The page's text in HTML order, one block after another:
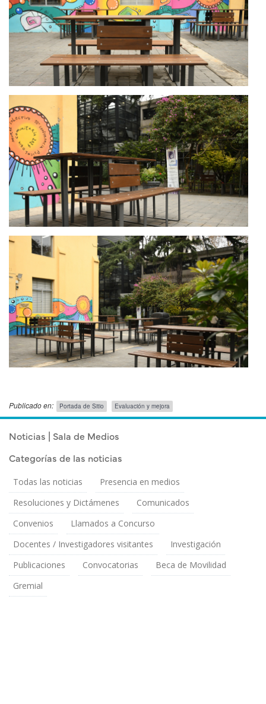
Noticias | Sala de Medios
Categorías de las noticias
Todas las noticias
Presencia en medios
Resoluciones y Dictámenes
Comunicados
Convenios
Llamados a Concurso
Docentes / Investigadores visitantes
Investigación
Publicaciones
Convocatorias
Beca de Movilidad
Gremial
Publicado en: Portada de Sitio Evaluación y mejora
Publicado el Lunes 18 Agosto, 2025